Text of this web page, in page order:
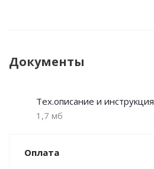
Документы
Тех.описание и инструкция
1,7 мб
Оплата